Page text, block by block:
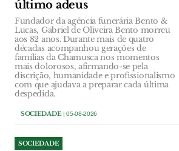
último adeus
Fundador da agência funerária Bento &
Lucas, Gabriel de Oliveira Bento morreu
aos 82 anos. Durante mais de quatro
décadas acompanhou gerações de
famílias da Chamusca nos momentos
mais dolorosos, afirmando-se pela
discrição, humanidade e profissionalismo
com que ajudava a preparar cada última
despedida.
SOCIEDADE| 05-08-2026
SOCIEDADE